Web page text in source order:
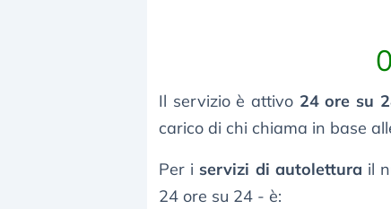
Il servizio è attivo 24 ore su
carico di chi chiama in base
Per i servizi di autolettura il
24 ore su 24 - è: